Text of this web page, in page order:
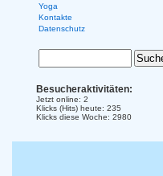
Yoga
Kontakte
Datenschutz
Besucheraktivitäten:
Jetzt online: 2
Klicks (Hits) heute: 235
Klicks diese Woche: 2980